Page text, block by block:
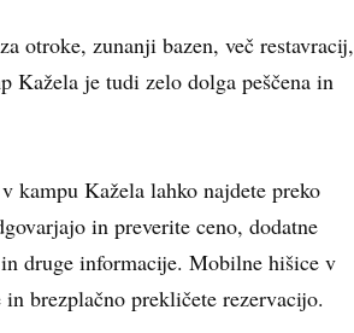
otroke, zunanji bazen, več restavracij,
Kažela je tudi zelo dolga peščena in
kampu Kažela lahko najdete preko
in preverite ceno, dodatne
druge informacije. Mobilne hišice v
brezplačno prekličete rezervacijo.